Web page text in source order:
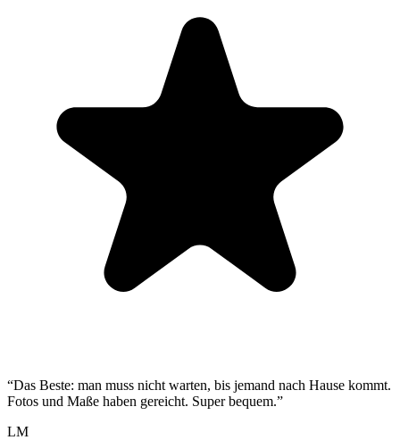
“Das Beste: man muss nicht warten, bis jemand nach Hause kommt.
Fotos und Maße haben gereicht. Super bequem.”
LM